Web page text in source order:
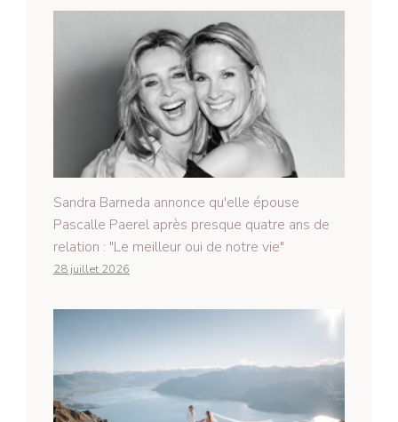
Sandra Barneda annonce qu'elle épouse
Pascalle Paerel après presque quatre ans de
relation : "Le meilleur oui de notre vie"
28 juillet 2026